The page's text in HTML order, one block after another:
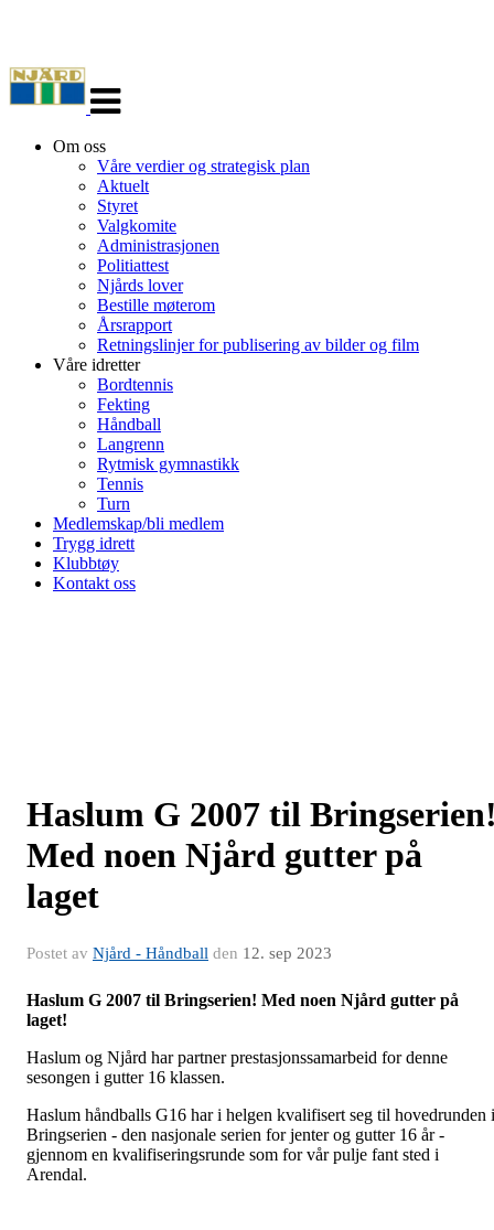
navigasjon
Om oss
Våre verdier og strategisk plan
Aktuelt
Styret
Valgkomite
Administrasjonen
Politiattest
Njårds lover
Bestille møterom
Årsrapport
Retningslinjer for publisering av bilder og film
Våre idretter
Bordtennis
Fekting
Håndball
Langrenn
Rytmisk gymnastikk
Tennis
Turn
Medlemskap/bli medlem
Trygg idrett
Klubbtøy
Kontakt oss
Haslum G 2007 til
Med noen Njård gutter på
laget
Postet av Njård - Håndball den 12. sep 2023
Haslum G 2007 til Bringserien! Med noen Njård gutter på
laget!
Haslum og Njård har partner prestasjonssamarbeid for denne
sesongen i gutter 16 klassen.
Haslum håndballs G16 har i helgen kvalifisert seg til hovedrunden i
Bringserien - den nasjonale serien for jenter og gutter 16 år -
gjennom en kvalifiseringsrunde som for vår pulje fant sted i
Arendal.